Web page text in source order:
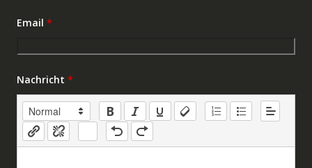
Email *
Nachricht *